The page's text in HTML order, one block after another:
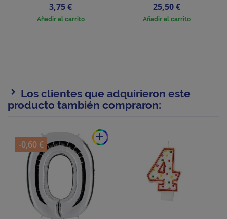
Precio
3,75 €
Añadir al carrito
Precio
25,50 €
Añadir al carrito
Los clientes que adquirieron este
producto también compraron:
add
-0,60 €